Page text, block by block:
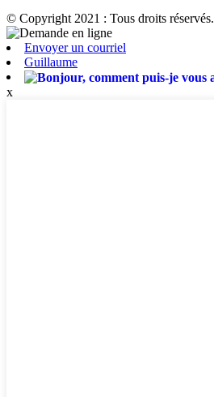
© Copyright 2021 : Tous droits réservés.
Envoyer un courriel
Guillaume
x